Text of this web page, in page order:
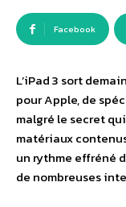
Facebook
L’iPad 3 sort
pour Apple, de
malgré le secret
matériaux
un rythme effréné
de nombreuses